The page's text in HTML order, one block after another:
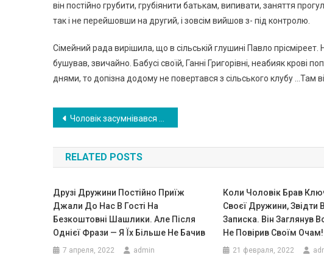
він постійно грубити, грубіянити батькам, випивати, заняття
так і не перейшовши на другий, і зовсім вийшов з- під контролю.
Сімейний рада вирішила, що в сільській глушині Павло
бушував, звичайно. Бабусі своїй, Ганні Григорівні, неабияк крові
днями, то допізна додому не повертався з сільського клубу …Там
Навигация
по
записям
Чоловік засумнівався в дружині: не вірив, що новонароджена донечка від нього. Він в паніці прибіг до акушера Відповідь лікаря вразив його
RELATED POSTS
Друзі Дружини Постійно Приїж
Джали До Нас В Гості На
Безкоштовні Шашлики. Але Після
Однієї Фрази — Я Їх Більше Не Бачив
7 апреля, 2022 admin
Коли Чоловік Брав
Своєї Дружини, Звідти
Записка. Він Заглянув
Не Повірив Своїм Очам!
21 февраля, 2022